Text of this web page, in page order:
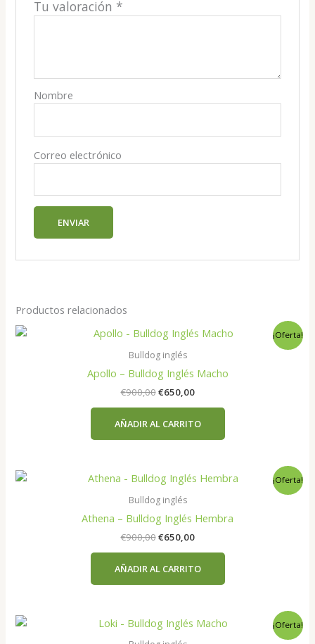
Tu valoración *
Nombre
Correo electrónico
Productos relacionados
¡Oferta!
Bulldog inglés
Apollo – Bulldog Inglés Macho
€900,00El
era:
€900,00.
€650,00El
es:
€650,00.
AÑADIR AL CARRITO
¡Oferta!
Bulldog inglés
Athena – Bulldog Inglés Hembra
€900,00El
era:
€900,00.
€650,00El
es:
€650,00.
AÑADIR AL CARRITO
¡Oferta!